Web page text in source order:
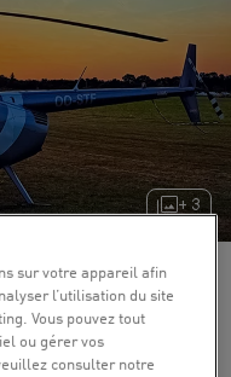
+ 3
sur votre appareil afin
l’utilisation du site
Vous pouvez tout
ou gérer vos
consulter notre